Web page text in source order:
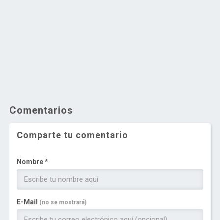
Comentarios
Comparte tu comentario
Nombre *
E-Mail (no se mostrará)